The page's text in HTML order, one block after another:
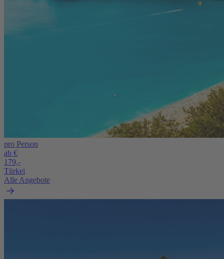
pro Person
ab €
179,-
Türkei
Alle Angebote